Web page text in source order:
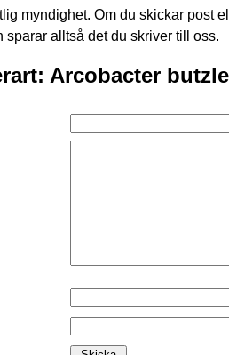
myndighet. Om du skickar post
sparar alltså det du skriver till oss.
Arcobacter